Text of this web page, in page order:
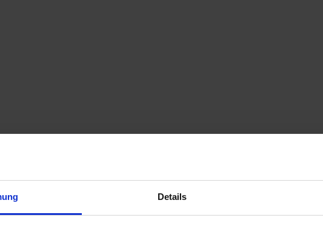
Details